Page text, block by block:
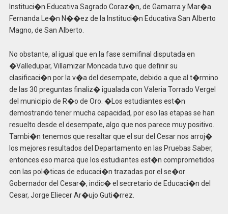
Instituci�n Educativa Sagrado Coraz�n, de Gamarra y Mar�a
Fernanda Le�n N��ez de la Instituci�n Educativa San Alberto
Magno, de San Alberto.
No obstante, al igual que en la fase semifinal disputada en
�Valledupar, Villamizar Moncada tuvo que definir su
clasificaci�n por la v�a del desempate, debido a que al t�rmino
de las 30 preguntas finaliz� igualada con Valeria Torrado Vergel
del municipio de R�o de Oro. �Los estudiantes est�n
demostrando tener mucha capacidad, por eso las etapas se han
resuelto desde el desempate, algo que nos parece muy positivo.
Tambi�n tenemos que resaltar que el sur del Cesar nos arroj�
los mejores resultados del Departamento en las Pruebas Saber,
entonces eso marca que los estudiantes est�n comprometidos
con las pol�ticas de educaci�n trazadas por el se�or
Gobernador del Cesar�, indic� el secretario de Educaci�n del
Cesar, Jorge Eliecer Ar�ujo Guti�rrez.